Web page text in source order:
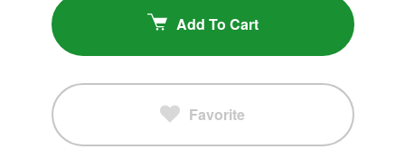
Add To Cart
Favorite